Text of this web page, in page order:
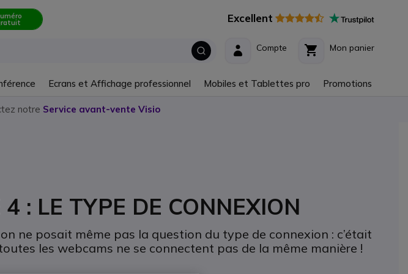
Excellent
Mon panier
Compte
Ecrans et Affichage professionnel Mobiles et Tablettes pro Promotions
notre Service avant-vente Visio
: LE TYPE DE CONNEXION
ne posait même pas la question du type de connexion : c’était
les webcams ne se connectent pas de la même manière !